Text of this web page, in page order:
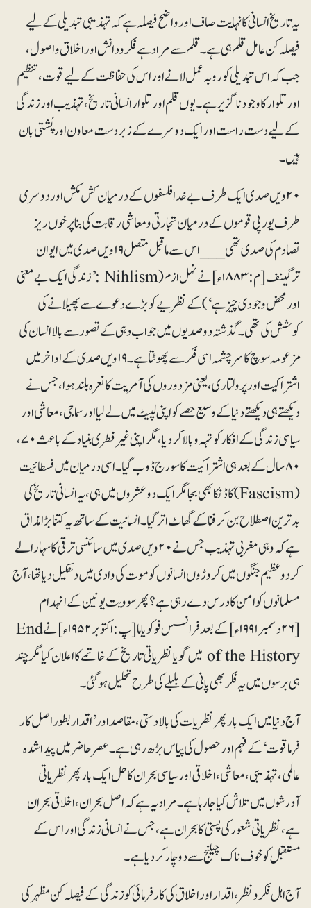
یہ تاریخ انسانی کا نہایت صاف اور واضح فیصلہ ہے کہ تہذیبی تبدیلی کے لیے
فیصلہ کن عامل قلم ہی ہے۔ قلم سے مراد ہے فکرو دانش اور اخلاق و اصول،
جب کہ اس تبدیلی کو روبہ عمل لانے اور اس کی حفاظت کے لیے قوت، تنظیم
اور تلوار کا وجود ناگزیر ہے۔ یوں قلم اور تلوار انسانی تاریخ، تہذیب اور زندگی
کے لیے دست راست اور ایک دوسرے کے زبردست معاون اور پُشتی بان
ہیں۔
۲۰ویں صدی ایک طرف بے خدا فلسفوں کے درمیان کش مکش اور دوسری
طرف یورپی قوموں کے درمیان تجارتی و معاشی رقابت کی بنا پر خوں ریز
تصادم کی صدی تھی___ اس سے ماقبل متصل ۱۹ویں صدی میں ایوان
ترگینف [م:۱۸۸۳ء] نے نہل ازم ( Nihlism :’زندگی ایک بے معنی
اور محض وجودی چیز ہے‘) کے نظریے کو بڑے دعوے سے پھیلانے کی
کوشش کی تھی۔ گذشتہ دو صدیوں میں جواب دہی کے تصور سے بالا انسان کی
مزعومہ سوچ کا سرچشمہ اسی فکر سے پھوٹتا ہے۔ ۱۹ویں صدی کے اواخر میں
اشتراکیت اور پرولتاری، یعنی مزدوروں کی آمریت کا نعرہ بلند ہوا، جس نے
دیکھتے ہی دیکھتے دنیا کے وسیع حصے کو اپنی لپیٹ میں لے لیا اور سماجی، معاشی اور
سیاسی زندگی کے افکار کو تہہ وبالا کر دیا، مگر اپنی غیر فطری بنیاد کے باعث ۷۰،
۸۰ سال کے بعد ہی اشتراکیت کا سورج ڈوب گیا۔اسی درمیان میں فسطائیت
(Fascism) کا ڈنکا بھی بجا مگر ایک دوعشروں میں ہی، یہ انسانی تاریخ کی
بدترین اصطلاح بن کر فنا کے گھاٹ اتر گیا۔ انسانیت کے ساتھ یہ کتنا بڑا مذاق
ہے کہ وہی مغربی تہذیب جس نے ۲۰ویں صدی میں سائنسی ترقی کا سہارا لے
کر دو عظیم جنگوں میں کروڑوں انسانوں کو موت کی وادی میں دھکیل دیا تھا، آج
مسلمانوں کو امن کا درس دے رہی ہے؟ پھر سوویت یونین کے انہدام
[۲۶دسمبر۱۹۹۱ء] کے بعد فرانسس فوکویاما [پ:اکتوبر ۱۹۵۲ء] نے End
of the History میں گویا نظریاتی تاریخ کے خاتمے کا اعلان کیا مگر چند
ہی برسوں میں یہ فکر بھی پانی کے بلبلے کی طرح تحلیل ہوگئی۔
آج دنیا میں ایک بار پھر نظریات کی بالادستی، مقاصد اور ’اقدار بطور اصل کار
فرما قوت‘ کے فہم اور حصول کی پیاس بڑھ رہی ہے۔ عصر حاضر میں پیدا شدہ
عالمی، تہذیبی، معاشی، اخلاقی اور سیاسی بحران کا حل ایک بار پھر نظریاتی
آدرشوں میں تلاش کیا جا رہا ہے۔ مراد یہ ہے کہ اصل بحران، اخلاقی بحران
ہے، نظریاتی شعور کی پستی کا بحران ہے، جس نے انسانی زندگی اور اس کے
مستقبل کو خوف ناک چیلنج سے دو چار کر دیا ہے۔
آج اہل فکر ونظر، اقدار اور اخلاق کی کارفرمائی کو زندگی کے فیصلہ کن مظہر کی